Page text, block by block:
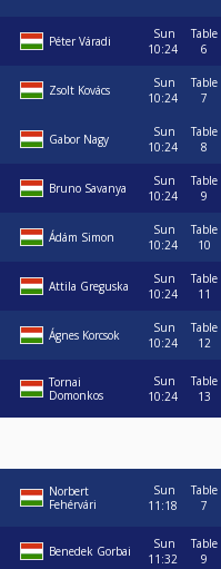
Péter Váradi
Sun
10:24
Table
6
Zsolt Kovács
Sun
10:24
Table
7
Gabor Nagy
Sun
10:24
Table
8
Bruno Savanya
Sun
10:24
Table
9
Ádám Simon
Sun
10:24
Table
10
Attila Greguska
Sun
10:24
Table
11
Ágnes Korcsok
Sun
10:24
Table
12
Tornai
Domonkos
Sun
10:24
Table
13
Norbert
Fehérvári
Sun
11:18
Table
7
Benedek Gorbai
Sun
11:32
Table
9